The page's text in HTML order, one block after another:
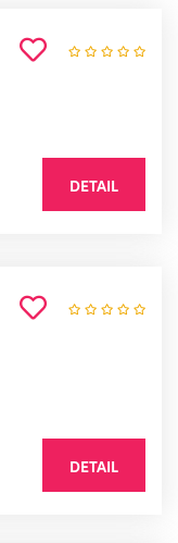
DETAIL
DETAIL